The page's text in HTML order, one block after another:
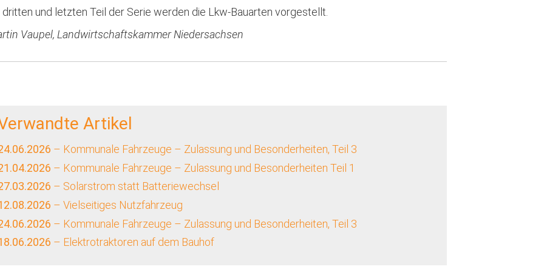
dritten und letzten Teil der Serie werden die Lkw-Bauarten vorgestellt.
Vaupel, Landwirtschaftskammer Niedersachsen
Artikel
– Kommunale Fahrzeuge – Zulassung und Besonderheiten, Teil 3
– Kommunale Fahrzeuge – Zulassung und Besonderheiten Teil 1
– Solarstrom statt Batteriewechsel
– Vielseitiges Nutzfahrzeug
– Kommunale Fahrzeuge – Zulassung und Besonderheiten, Teil 3
– Elektrotraktoren auf dem Bauhof